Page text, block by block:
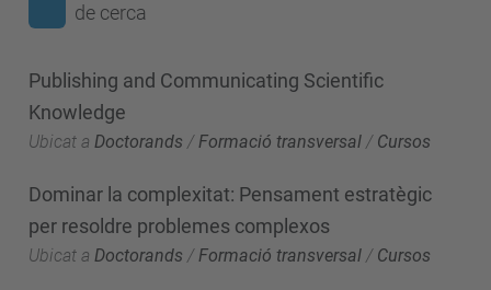
de cerca
Publishing and Communicating Scientific
Knowledge
Ubicat a Doctorands / Formació transversal / Cursos
Dominar la complexitat: Pensament estratègic
per resoldre problemes complexos
Ubicat a Doctorands /Formació transversal / Cursos